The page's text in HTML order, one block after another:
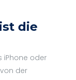
die
iPhone oder
der